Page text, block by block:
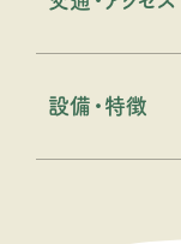
設備・特徴